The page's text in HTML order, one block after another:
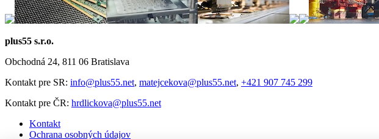
plus55 s.r.o.
Obchodná 24, 811 06 Bratislava
Kontakt pre SR: info@plus55.net, matejcekova@plus55.net, +421 907 745 299
Kontakt pre ČR: hrdlickova@plus55.net
Kontakt
Ochrana osobných údajov